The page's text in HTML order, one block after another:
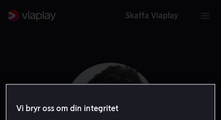
Skaffa Viaplay
Vi bryr oss om din integritet